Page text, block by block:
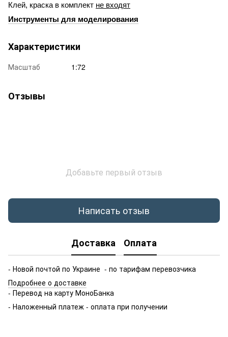
Клей, краска в комплект не входят
Инструменты для моделирования
Характеристики
Масштаб 1:72
Отзывы
Добавьте первый отзыв
Написать отзыв
Доставка Оплата
- Новой почтой по Украине - по тарифам перевозчика
Подробнее о доставке
- Перевод на карту МоноБанка
- Наложенный платеж - оплата при получении